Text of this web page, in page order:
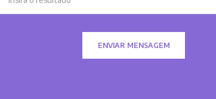
ENVIAR MENSAGEM